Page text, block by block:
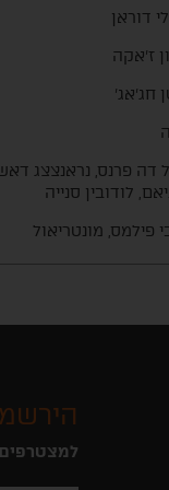
דוראן
ז'אקה
חג'אג'
דה פרנס, נראנצצג
לודובין סנייה
פילמס, מונטריאול